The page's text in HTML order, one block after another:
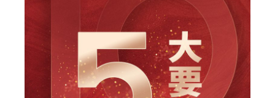
家国在怀
山河锦绣 国泰民安 天下同怀